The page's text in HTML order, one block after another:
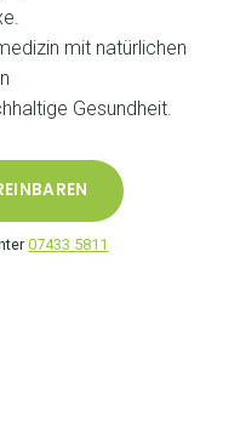
mit natürlichen
Gesundheit.
07433 5811